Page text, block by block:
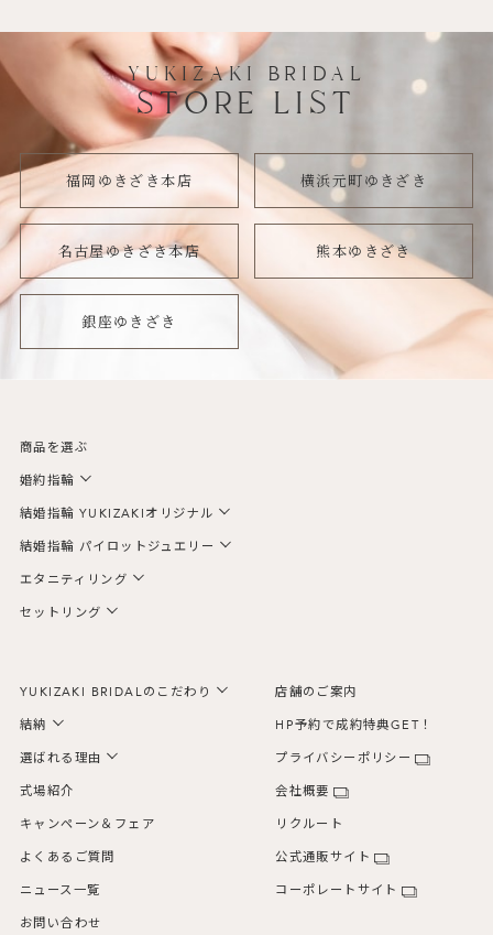
YUKIZAKI BRIDAL
STORE LIST
福岡ゆきざき本店 横浜元町ゆきざき
名古屋ゆきざき本店 熊本ゆきざき
銀座ゆきざき
商品を選ぶ
婚約指輪
結婚指輪 YUKIZAKIオリジナル
結婚指輪 パイロットジュエリー
エタニティリング
セットリング
YUKIZAKI BRIDALのこだわり
結納
選ばれる理由
式場紹介
キャンペーン＆フェア
よくあるご質問
ニュース一覧
お問い合わせ
店舗のご案内
HP予約で成約特典GET！
プライバシーポリシー
会社概要
リクルート
公式通販サイト
コーポレートサイト